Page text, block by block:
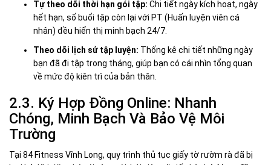
Tự theo dõi thời hạn gói tập: Chi tiết ngày kích hoạt, ngày
hết hạn, số buổi tập còn lại với PT (Huấn luyện viên cá
nhân) đều hiển thị minh bạch 24/7.
Theo dõi lịch sử tập luyện: Thống kê chi tiết những ngày
bạn đã đi tập trong tháng, giúp bạn có cái nhìn tổng quan
về mức độ kiên trì của bản thân.
2.3. Ký Hợp Đồng Online: Nhanh
Chóng, Minh Bạch Và Bảo Vệ Môi
Trường
Tại 84 Fitness Vĩnh Long, quy trình thủ tục giấy tờ rườm rà đã bị